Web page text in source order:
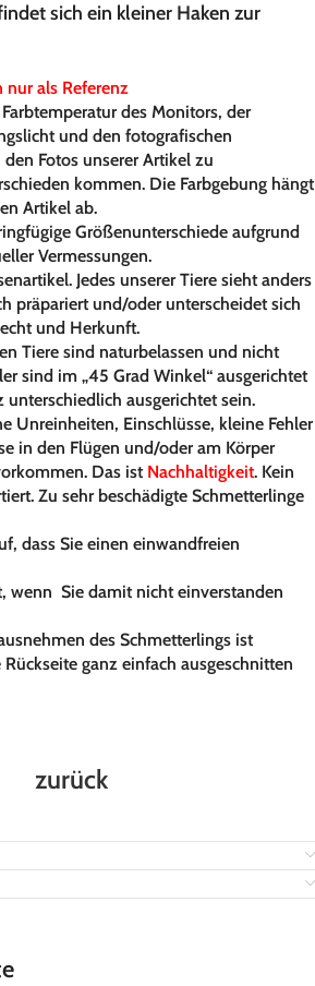
sich ein kleiner Haken zur
als Referenz
des Monitors, der
und den fotografischen
Fotos unserer Artikel zu
kommen. Die Farbgebung hängt
Artikel ab.
Größenunterschiede aufgrund
Vermessungen.
Jedes unserer Tiere sieht anders
präpariert und/oder unterscheidet sich
und Herkunft.
Tiere sind naturbelassen und nicht
sind im „45 Grad Winkel“ ausgerichtet
ausgerichtet sein.
Unreinheiten, Einschlüsse, kleine Fehler
in den Flügen und/oder am Körper
Das ist Nachhaltigkeit. Kein
Zu sehr beschädigte Schmetterlinge
dass Sie einen einwandfreien
wenn Sie damit nicht einverstanden
des Schmetterlings ist
ganz einfach ausgeschnitten
zurück